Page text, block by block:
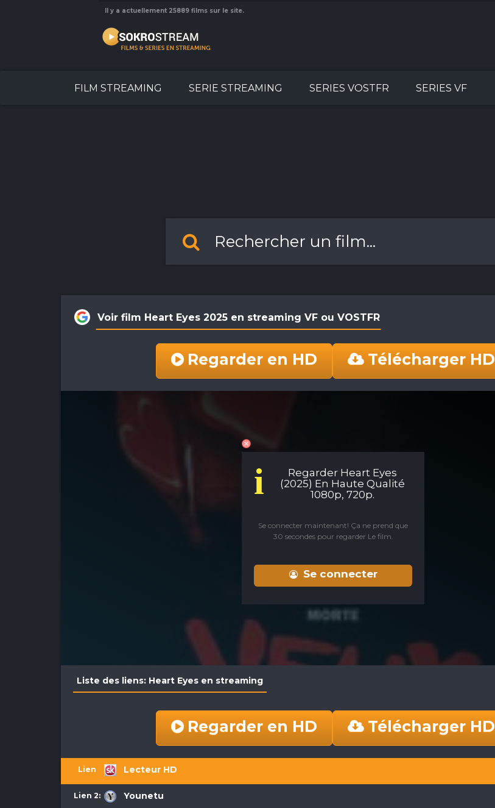
Il y a actuellement 25889 films sur le site.
FILM STREAMING SERIE STREAMING SERIES VOSTFR SERIES VF
Voir film Heart Eyes 2025 en streaming VF ou VOSTFR
Regarder en HD Télécharger HD
i
Regarder Heart Eyes
(2025) En Haute Qualité
1080p, 720p.
Se connecter maintenant! Ça ne prend que
30 secondes pour regarder Le film.
Se connecter
Liste des liens: Heart Eyes en streaming
Regarder en HD Télécharger HD
Lecteur HD
Younetu